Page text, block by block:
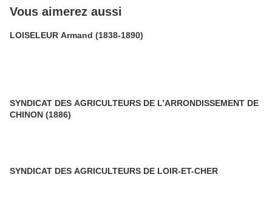
Vous aimerez aussi
LOISELEUR Armand (1838-1890)
SYNDICAT DES AGRICULTEURS DE L’ARRONDISSEMENT DE
CHINON (1886)
SYNDICAT DES AGRICULTEURS DE LOIR-ET-CHER